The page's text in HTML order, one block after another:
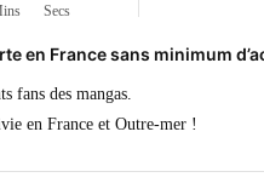
Secs
en France sans minimum
fans des mangas.
en France et Outre-mer !